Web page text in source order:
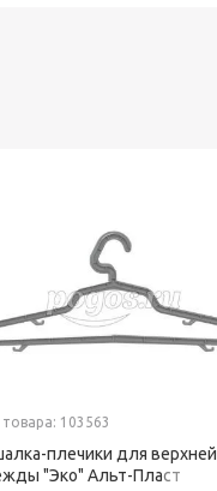
103563
плечики для верхней
"Эко" Альт-Пласт